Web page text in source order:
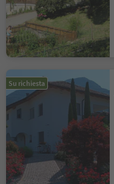
Su richiesta